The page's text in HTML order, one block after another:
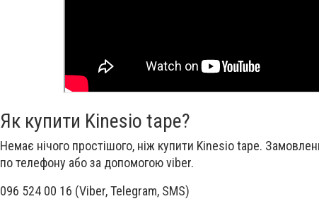
Як купити Kinesio tape?
Немає нічого простішого, ніж купити Kinesio tape.
по телефону або за допомогою viber.
096 524 00 16 (Viber, Telegram, SMS)